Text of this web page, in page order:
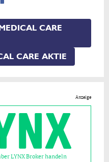
CARE
CARE AKTIE
Anzeige
LYNX Broker handeln